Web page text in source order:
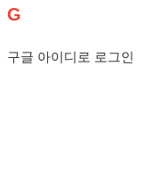
G
구글 아이디로 로그인